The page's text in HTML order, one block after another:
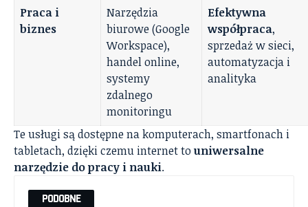
Praca i
biznes
Narzędzia
biurowe (Google
Workspace),
handel online,
systemy
zdalnego
monitoringu
Efektywna
współpraca,
sprzedaż w sieci,
automatyzacja i
analityka
Te usługi są dostępne na komputerach, smartfonach i
tabletach, dzięki czemu internet to uniwersalne
narzędzie do pracy i nauki.
PODOBNE